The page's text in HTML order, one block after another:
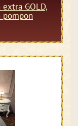
GOLD,
pompon